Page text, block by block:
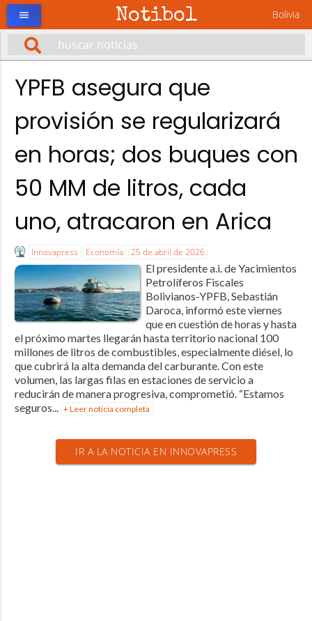
Notibol Bolivia
menu
YPFB asegura que
provisión se regularizará
en horas; dos buques con
50 MM de litros, cada
uno, atracaron en Arica
Innovapress Economía 25 de abril de 2026
El presidente a.i. de Yacimientos
Petrolíferos Fiscales
Bolivianos-YPFB, Sebastián
Daroca, informó este viernes
que en cuestión de horas y hasta
el próximo martes llegarán hasta territorio nacional 100
millones de litros de combustibles, especialmente diésel, lo
que cubrirá la alta demanda del carburante. Con este
volumen, las largas filas en estaciones de servicio a
reducirán de manera progresiva, comprometió. “Estamos
seguros... + Leer noticia completa
IR A LA NOTICIA EN INNOVAPRESS